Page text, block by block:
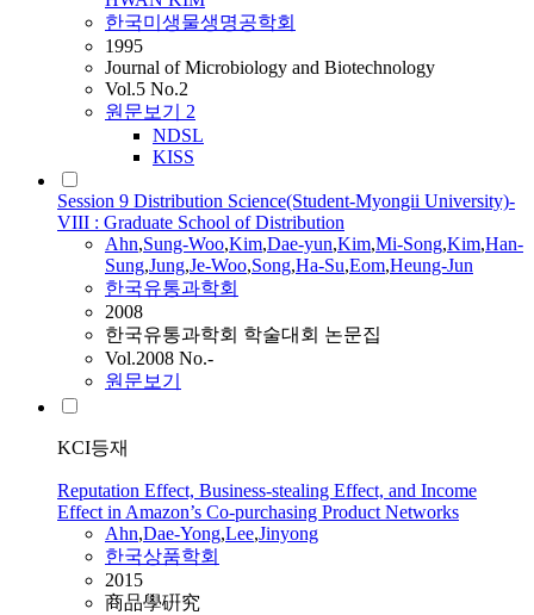
한국미생물생명공학회
1995
Journal of Microbiology and Biotechnology
Vol.5 No.2
원문보기 2
NDSL
KISS
Session 9 Distribution Science(Student-Myongii University)-
VIII : Graduate School of Distribution
Ahn,Sung-Woo,Kim,Dae-yun,Kim,Mi-Song,Kim,Han-
Sung,Jung,Je-Woo,Song,Ha-Su,Eom,Heung-Jun
한국유통과학회
2008
한국유통과학회 학술대회 논문집
Vol.2008 No.-
원문보기
KCI등재
Reputation Effect, Business-stealing Effect, and Income
Effect in Amazon’s Co-purchasing Product Networks
Ahn,Dae-Yong,Lee,Jinyong
한국상품학회
2015
商品學硏究